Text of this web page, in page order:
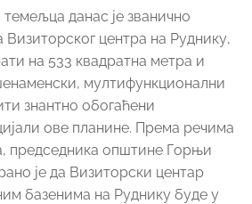
данас је званично
Визиторског центра на Руднику,
на 533 квадратна метра и
мултифункционални
знантно обогаћени
ове планине. Према речима
председника општине Горњи
је да Визиторски центар
базенима на Руднику буде у